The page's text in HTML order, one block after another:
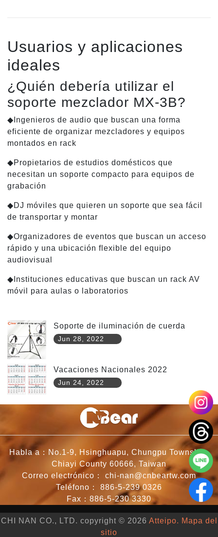
Usuarios y aplicaciones
ideales
¿Quién debería utilizar el
soporte mezclador MX-3B?
◆Ingenieros de audio que buscan una forma
eficiente de organizar mezcladores y equipos
montados en rack
◆Propietarios de estudios domésticos que
necesitan un soporte compacto para equipos de
grabación
◆DJ móviles que quieren un soporte que sea fácil
de transportar y montar
◆Organizadores de eventos que buscan un acceso
rápido y una ubicación flexible del equipo
audiovisual
◆Instituciones educativas que buscan un rack AV
móvil para aulas o laboratorios
Soporte de iluminación de cuerda
Jun 28, 2022
Vacaciones Nacionales 2022
Jun 24, 2022
Habla a：No.1-9, Hsinghuapu, Chungpu Township,
Chiayi County 60666, Taiwan
Correo electrónico： chi-nan@cnbeartw.com
Teléfono： 886-5-239 0326
Fax：886-5-230 3330
CHI NAN CO., LTD. copyright © 2026 Atteipo. Mapa del
sitio